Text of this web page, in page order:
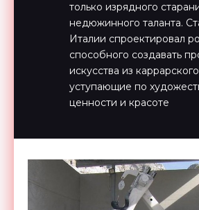
только изрядного
недюжинного таланта.
Италии спроектировал
способного создавать
искусства из
уступающие по
ценности и красоте